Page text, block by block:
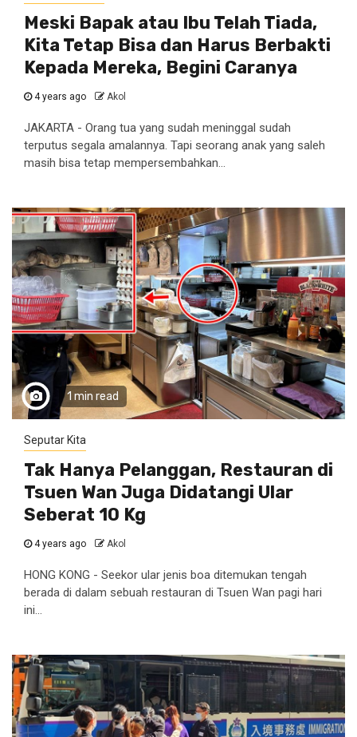
Meski Bapak atau Ibu Telah Tiada,
Kita Tetap Bisa dan Harus Berbakti
Kepada Mereka, Begini Caranya
4 years ago Akol
JAKARTA - Orang tua yang sudah meninggal sudah
terputus segala amalannya. Tapi seorang anak yang saleh
masih bisa tetap mempersembahkan...
1 min read
Seputar Kita
Tak Hanya Pelanggan, Restauran di
Tsuen Wan Juga Didatangi Ular
Seberat 10 Kg
4 years ago Akol
HONG KONG - Seekor ular jenis boa ditemukan tengah
berada di dalam sebuah restauran di Tsuen Wan pagi hari
ini...